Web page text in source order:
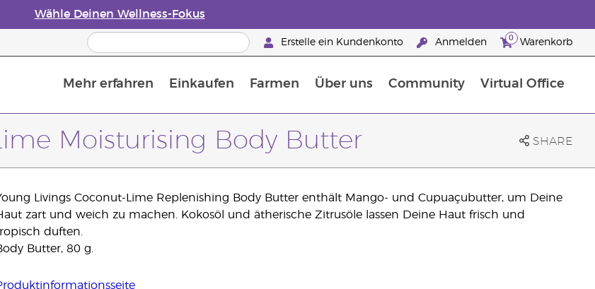
Wähle Deinen Wellness-Fokus
Erstelle ein Kundenkonto Anmelden 0 Warenkorb
Mehr erfahren Einkaufen Farmen Über uns Community Virtual Office
Moisturising Body Butter SHARE
Livings Coconut-Lime Replenishing Body Butter enthält Mango- und Cupuaçubutter, um Deine
zart und weich zu machen. Kokosöl und ätherische Zitrusöle lassen Deine Haut frisch und
duften.
Butter, 80 g.